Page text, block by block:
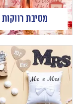
מסיבת רווקות